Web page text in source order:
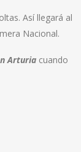
Así llegará al
Nacional.
Arturia cuando